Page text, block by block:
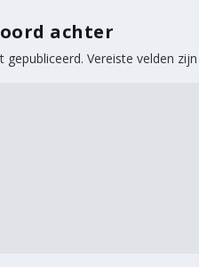
achter
gepubliceerd. Vereiste velden